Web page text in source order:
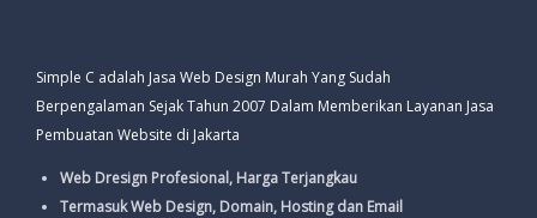
Simple C adalah Jasa Web Design Murah Yang Sudah
Berpengalaman Sejak Tahun 2007 Dalam Memberikan Layanan Jasa
Pembuatan Website di Jakarta
Web Dresign Profesional, Harga Terjangkau
Termasuk Web Design, Domain, Hosting dan Email